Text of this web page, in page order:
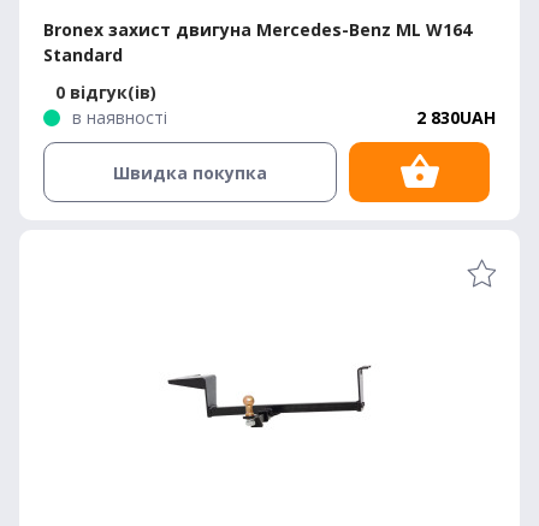
Bronex захист двигуна Mercedes-Benz ML W164
Standard
0 відгук(ів)
в наявності
2 830UAH
Швидка покупка